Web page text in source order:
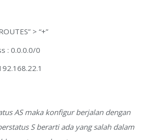
> “+”
: 0.0.0.0/0
AS maka konfigur berjalan dengan
S berarti ada yang salah dalam